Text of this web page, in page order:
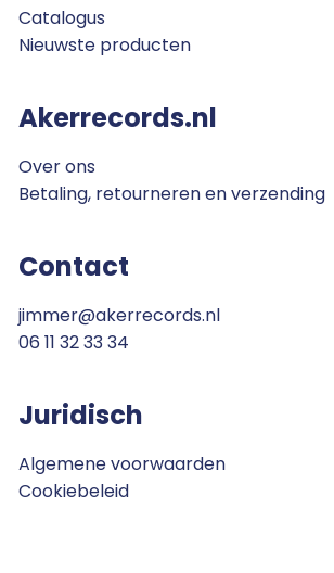
Catalogus
Nieuwste producten
Akerrecords.nl
Over ons
Betaling, retourneren en verzending
Contact
jimmer@akerrecords.nl
06 11 32 33 34
Juridisch
Algemene voorwaarden
Cookiebeleid